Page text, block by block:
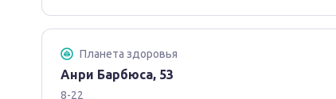
Планета здоровья
Анри Барбюса, 53
8-22